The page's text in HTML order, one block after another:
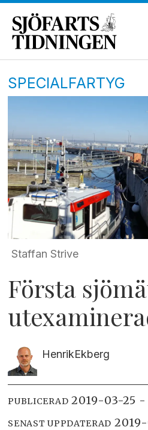
SPECIALFARTYG
Staffan Strive
Första
HenrikEkberg
PUBLICERAD 2019-03-25 -
SENAST UPPDATERAD